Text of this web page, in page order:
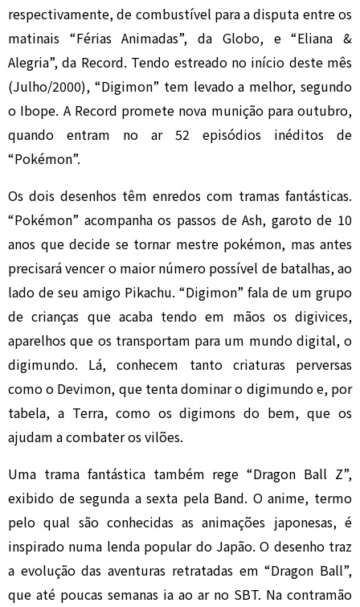
respectivamente, de combustível para a disputa entre os
matinais “Férias Animadas”, da Globo, e “Eliana &
Alegria”, da Record. Tendo estreado no início deste mês
(Julho/2000), “Digimon” tem levado a melhor, segundo
o Ibope. A Record promete nova munição para outubro,
quando entram no ar 52 episódios inéditos de
“Pokémon”.
Os dois desenhos têm enredos com tramas fantásticas.
“Pokémon” acompanha os passos de Ash, garoto de 10
anos que decide se tornar mestre pokémon, mas antes
precisará vencer o maior número possível de batalhas, ao
lado de seu amigo Pikachu. “Digimon” fala de um grupo
de crianças que acaba tendo em mãos os digivices,
aparelhos que os transportam para um mundo digital, o
digimundo. Lá, conhecem tanto criaturas perversas
como o Devimon, que tenta dominar o digimundo e, por
tabela, a Terra, como os digimons do bem, que os
ajudam a combater os vilões.
Uma trama fantástica também rege “Dragon Ball Z”,
exibido de segunda a sexta pela Band. O anime, termo
pelo qual são conhecidas as animações japonesas, é
inspirado numa lenda popular do Japão. O desenho traz
a evolução das aventuras retratadas em “Dragon Ball”,
que até poucas semanas ia ao ar no SBT. Na contramão